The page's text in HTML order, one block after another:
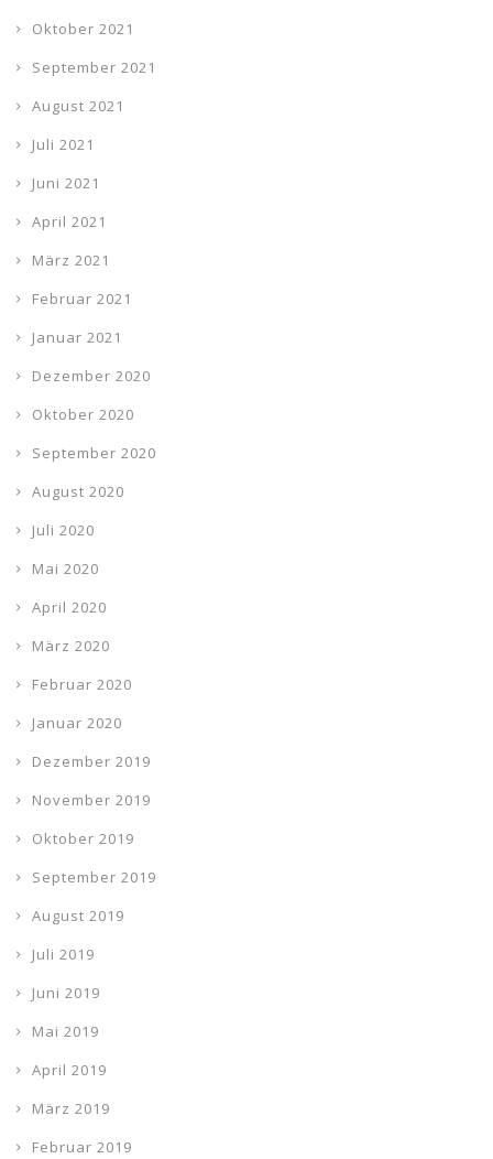
Oktober 2021
September 2021
August 2021
Juli 2021
Juni 2021
April 2021
März 2021
Februar 2021
Januar 2021
Dezember 2020
Oktober 2020
September 2020
August 2020
Juli 2020
Mai 2020
April 2020
März 2020
Februar 2020
Januar 2020
Dezember 2019
November 2019
Oktober 2019
September 2019
August 2019
Juli 2019
Juni 2019
Mai 2019
April 2019
März 2019
Februar 2019